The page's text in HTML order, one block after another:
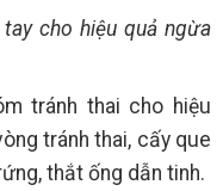
cho hiệu quả ngừa
tránh thai cho hiệu
tránh thai, cấy que
thắt ống dẫn tinh.